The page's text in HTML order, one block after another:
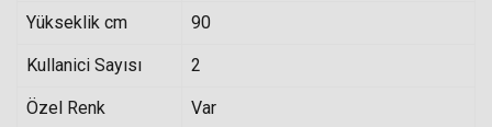
Yükseklik cm 90
Kullanici Sayısı 2
Özel Renk Var